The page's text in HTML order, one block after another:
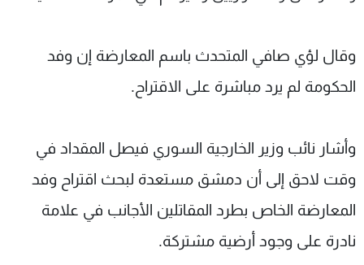
وقال لؤي صافي المتحدث باسم المعارضة إن وفد
الحكومة لم يرد مباشرة على الاقتراح.
وأشار نائب وزير الخارجية السوري فيصل المقداد في
وقت لاحق إلى أن دمشق مستعدة لبحث اقتراح وفد
المعارضة الخاص بطرد المقاتلين الأجانب في علامة
نادرة على وجود أرضية مشتركة.